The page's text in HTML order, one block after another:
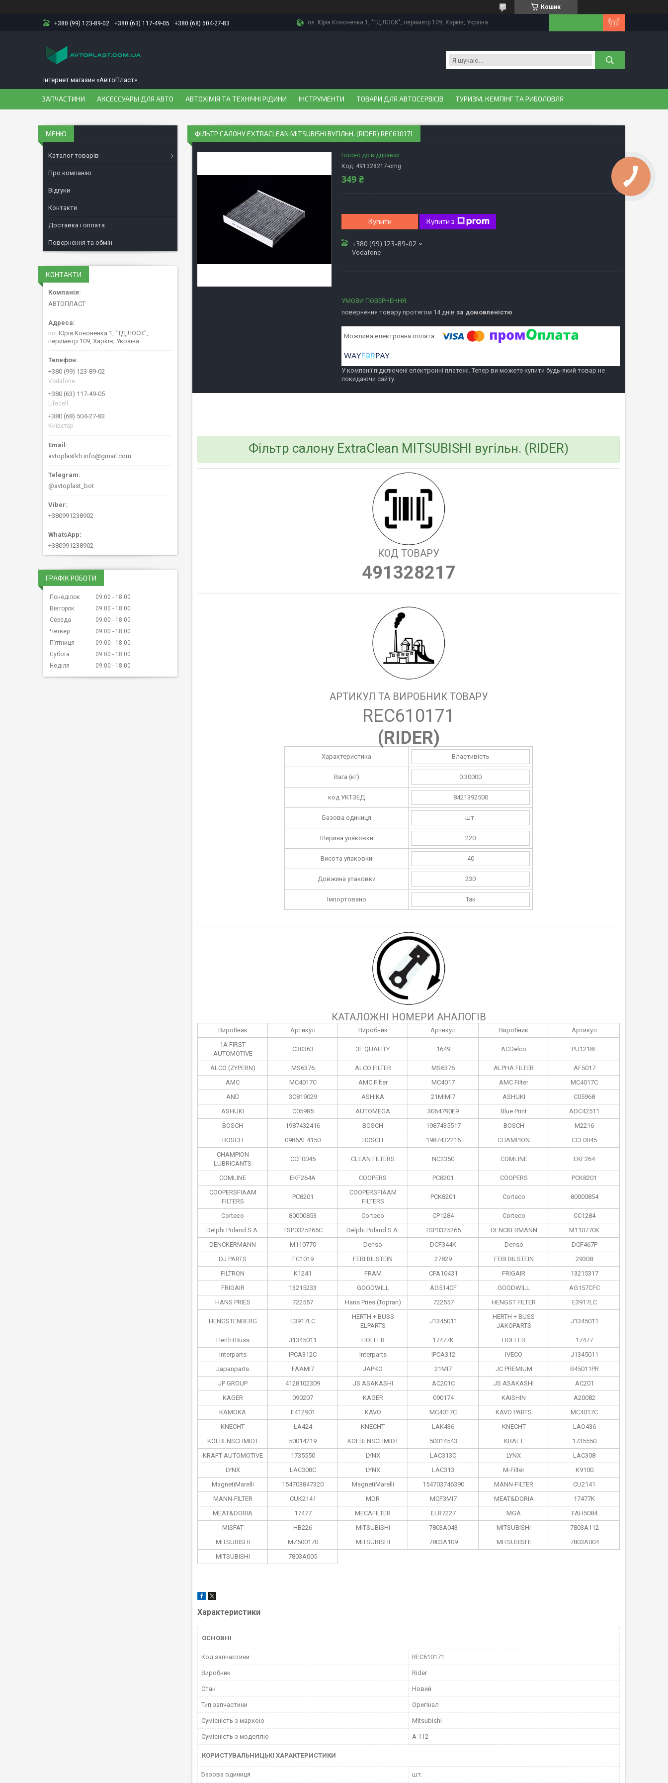
Кошик
+380 (99) 123-89-02 +380 (63) 117-49-05 +380 (68) 504-27-83 пл. Юрія Кононенка 1, "ТД ЛОСК", периметр 109, Харків, Україна
Інтернет магазин «АвтоПласт»
ЗАПЧАСТИНИ АКСЕССУАРЫ ДЛЯ АВТО АВТОХІМІЯ ТА ТЕХНІЧНІ РІДИНИ ІНСТРУМЕНТИ ТОВАРИ ДЛЯ АВТОСЕРВІСІВ ТУРИЗМ, КЕМПІНГ ТА РИБОЛОВЛЯ
ФІЛЬТР САЛОНУ EXTRACLEAN MITSUBISHI ВУГІЛЬН. (RIDER) REC610171
Готово до відправки
Код: 491328217-omg
349 ₴
Купити Купити з
+380 (99) 123-89-02
Vodafone
повернення товару протягом 14 днів за домовленістю
У компанії підключені електронні платежі. Тепер ви можете купити будь-який товар не
покидаючи сайту.
Фільтр салону ExtraClean MITSUBISHI вугільн. (RIDER)
КОД ТОВАРУ
491328217
АРТИКУЛ ТА ВИРОБНИК ТОВАРУ
REC610171
(RIDER)
Характеристика Властивість
Вага (кг) 0.30000
код УКТЗЕД 8421392500
Базова одиниця шт.
Ширина упаковки 220
Висота упаковки 40
Довжина упаковки 230
Імпортовано Так
КАТАЛОЖНІ НОМЕРИ АНАЛОГІВ
Виробник Артикул Виробник Артикул Виробник
Артикул
1A FIRST
AUTOMOTIVE
C30363 3F QUALITY 1649 ACDelco PU1218E
ALCO (ZYPERN) MS6376 ALCO FILTER MS6376 ALPHA FILTER
AF5017
AMC
MC4017C AMC Filter MC4017 AMC Filter
MC4017C
AND
3C819029 ASHIKA 21MIMI7 ASHUKI
C05968
ASHUKI
C05985 AUTOMEGA 3064790E9 Blue Print
ADC42511
BOSCH
1987432416 BOSCH 1987435517 BOSCH
M2216
BOSCH
0986AF4150 BOSCH 1987432216 CHAMPION
CCF0045
CHAMPION
LUBRICANTS
CCF0045 CLEAN FILTERS NC2350 COMLINE EKF264
COMLINE EKF264A COOPERS PC8201 COOPERS
PCK8201
COOPERSFIAAM
FILTERS
PC8201
COOPERSFIAAM
FILTERS
PCK8201 Corteco 80000854
Corteco 80000853 Corteco CP1284 Corteco
CC1284
Delphi Poland S.А.
TSP0325265C Delphi Poland S.А. TSP0325265 DENCKERMANN
M110770K
DENCKERMANN
M110770 Denso DCF344K Denso
DCF467P
DJ PARTS
FC1019 FEBI BILSTEIN 27829 FEBI BILSTEIN
29308
FILTRON
K1241 FRAM CFA10431 FRIGAIR
13215317
FRIGAIR
13215233 GOODWILL AG514CF GOODWILL
AG157CFC
HANS PRIES
722557 Hans Pries (Topran) 722557 HENGST FILTER E3917LC
HENGSTENBERG E3917LC
HERTH + BUSS
ELPARTS
J1345011
HERTH + BUSS
JAKOPARTS
J1345011
Herth+Buss J1345011 HOFFER 17477K HOFFER
17477
Interparts
IPCA312C Interparts IPCA312 IVECO
J1345011
Japanparts
FAAMI7 JAPKO 21MI7 JC PREMIUM
B45011PR
JP GROUP
4128102309 JS ASAKASHI AC201C JS ASAKASHI
AC201
KAGER
090207 KAGER 090174 KAISHIN
A20082
KAMOKA
F412901 KAVO MC4017C KAVO PARTS
MC4017C
KNECHT
LA424 KNECHT LAK436 KNECHT
LAO436
KOLBENSCHMIDT
50014219 KOLBENSCHMIDT 50014543 KRAFT
1735550
KRAFT AUTOMOTIVE
1735550 LYNX LAC313C LYNX
LAC308
LYNX
LAC308C LYNX LAC313 M-Filter
K9100
MagnetiMarelli
154703847320 MagnetiMarelli 154703746390 MANN-FILTER
CU2141
MANN-FILTER
CUK2141 MDR MCF3MI7 MEAT&DORIA
17477K
MEAT&DORIA
17477 MECAFILTER ELR7227 MGA
FAH5084
MISFAT
HB226 MITSUBISHI 7803A043 MITSUBISHI
7803A112
MITSUBISHI
MZ600170 MITSUBISHI 7803A109 MITSUBISHI
7803A004
MITSUBISHI
7803A005
Характеристики
ОСНОВНІ
Код запчастини REC610171
Виробник Rider
Стан Новий
Тип запчастини Оригінал
Сумісність з маркою Mitsubishi
Сумісність з моделлю A 112
КОРИСТУВАЛЬНИЦЬКІ ХАРАКТЕРИСТИКИ
Базова одиниця шт.
Каталог товарів
Про компанію
Відгуки
Контакти
Доставка і оплата
Повернення та обмін
КОНТАКТИ
АВТОПЛАСТ
пл. Юрія Кононенка 1, "ТД ЛОСК",
периметр 109, Харків, Україна
+380 (99) 123-89-02
Vodafone
+380 (63) 117-49-05
Lifecell
+380 (68) 504-27-83
Київстар
avtoplastkh.info@gmail.com
@avtoplast_bot
+380991238902
+380991238902
ГРАФІК РОБОТИ
Понеділок 09:00
18:00
Вівторок
09:00
18:00
Середа
09:00
18:00
Четвер
09:00
18:00
Пʼятниця
09:00
18:00
Субота
09:00
18:00
Неділя
09:00 18:00